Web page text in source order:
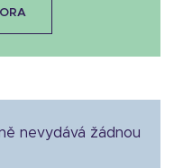
nevydává žádnou